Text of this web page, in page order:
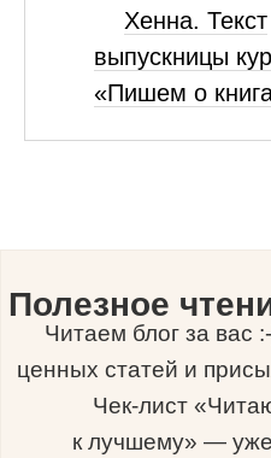
Хенна. Текст
выпускницы
«Пишем о
Полезное
Читаем блог за
ценных статей и
Чек-лист
к лучшему» —